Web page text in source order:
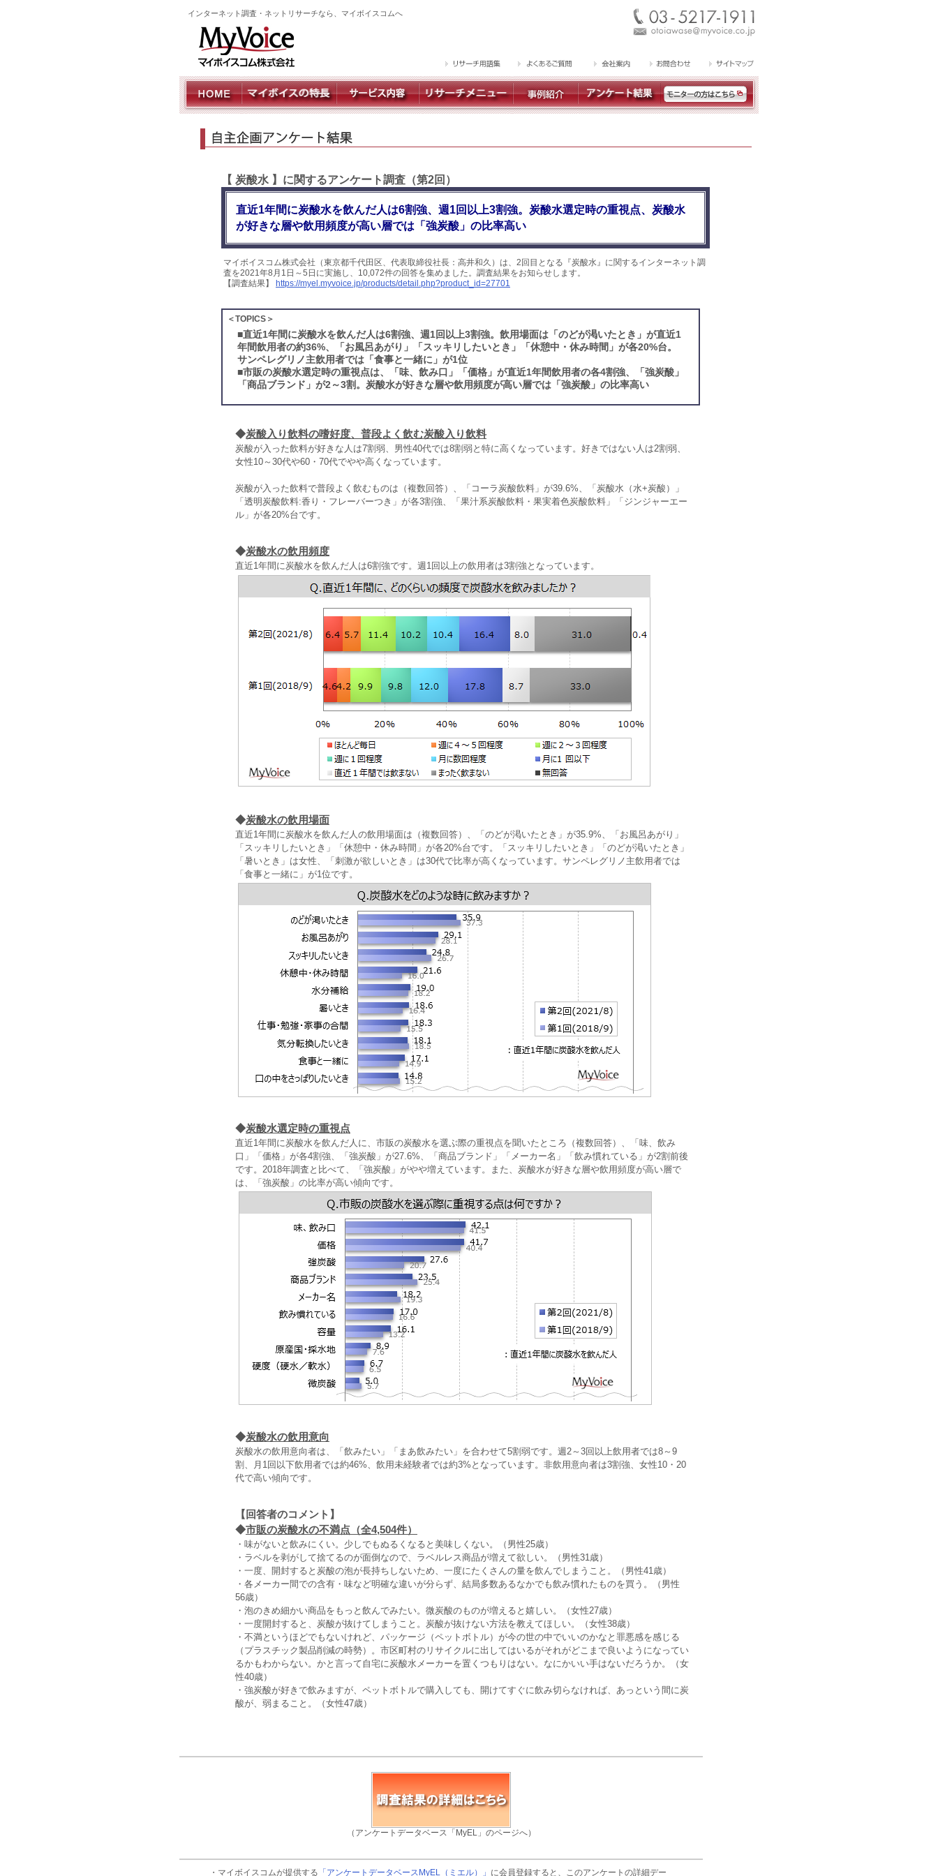
インターネット調査・ネットリサーチなら、マイボイスコムへ
【 炭酸水 】に関するアンケート調査（第2回）
直近1年間に炭酸水を飲んだ人は6割強、週1回以上3割強。炭酸水選定時の重視点、炭酸水
が好きな層や飲用頻度が高い層では「強炭酸」の比率高い
マイボイスコム株式会社（東京都千代田区、代表取締役社長：高井和久）は、2回目となる『炭酸水』に関するインターネット調
査を2021年8月1日～5日に実施し、10,072件の回答を集めました。調査結果をお知らせします。
【調査結果】
https://myel.myvoice.jp/products/detail.php?product_id=27701
＜TOPICS＞
■直近1年間に炭酸水を飲んだ人は6割強、週1回以上3割強。飲用場面は「のどが渇いたとき」が直近1
年間飲用者の約36%、「お風呂あがり」「スッキリしたいとき」「休憩中・休み時間」が各20%台。
サンペレグリノ主飲用者では「食事と一緒に」が1位
■市販の炭酸水選定時の重視点は、「味、飲み口」「価格」が直近1年間飲用者の各4割強、「強炭酸」
「商品ブランド」が2～3割。炭酸水が好きな層や飲用頻度が高い層では「強炭酸」の比率高い
◆炭酸入り飲料の嗜好度、普段よく飲む炭酸入り飲料
炭酸が入った飲料が好きな人は7割弱、男性40代では8割弱と特に高くなっています。好きではない人は2割弱、
女性10～30代や60・70代でやや高くなっています。
炭酸が入った飲料で普段よく飲むものは（複数回答）、「コーラ炭酸飲料」が39.6%、「炭酸水（水+炭酸）」
「透明炭酸飲料:香り・フレーバーつき」が各3割強、「果汁系炭酸飲料・果実着色炭酸飲料」「ジンジャーエー
ル」が各20%台です。
◆炭酸水の飲用頻度
直近1年間に炭酸水を飲んだ人は6割強です。週1回以上の飲用者は3割強となっています。
◆炭酸水の飲用場面
直近1年間に炭酸水を飲んだ人の飲用場面は（複数回答）、「のどが渇いたとき」が35.9%、「お風呂あがり」
「スッキリしたいとき」「休憩中・休み時間」が各20%台です。「スッキリしたいとき」「のどが渇いたとき」
「暑いとき」は女性、「刺激が欲しいとき」は30代で比率が高くなっています。サンペレグリノ主飲用者では
「食事と一緒に」が1位です。
◆炭酸水選定時の重視点
直近1年間に炭酸水を飲んだ人に、市販の炭酸水を選ぶ際の重視点を聞いたところ（複数回答）、「味、飲み
口」「価格」が各4割強、「強炭酸」が27.6%、「商品ブランド」「メーカー名」「飲み慣れている」が2割前後
です。2018年調査と比べて、「強炭酸」がやや増えています。また、炭酸水が好きな層や飲用頻度が高い層で
は、「強炭酸」の比率が高い傾向です。
◆炭酸水の飲用意向
炭酸水の飲用意向者は、「飲みたい」「まあ飲みたい」を合わせて5割弱です。週2～3回以上飲用者では8～9
割、月1回以下飲用者では約46%、飲用未経験者では約3%となっています。非飲用意向者は3割強、女性10・20
代で高い傾向です。
【回答者のコメント】
◆市販の炭酸水の不満点（全4,504件）
・味がないと飲みにくい。少しでもぬるくなると美味しくない。（男性25歳）
・ラベルを剥がして捨てるのが面倒なので、ラベルレス商品が増えて欲しい。（男性31歳）
・一度、開封すると炭酸の泡が長持ちしないため、一度にたくさんの量を飲んでしまうこと。（男性41歳）
・各メーカー間での含有・味など明確な違いが分らず、結局多数あるなかでも飲み慣れたものを買う。（男性
56歳）
・泡のきめ細かい商品をもっと飲んでみたい。微炭酸のものが増えると嬉しい。（女性27歳）
・一度開封すると、炭酸が抜けてしまうこと。炭酸が抜けない方法を教えてほしい。（女性38歳）
・不満というほどでもないけれど、パッケージ（ペットボトル）が今の世の中でいいのかなと罪悪感を感じる
（プラスチック製品削減の時勢）。市区町村のリサイクルに出してはいるがそれがどこまで良いようになってい
るかもわからない。かと言って自宅に炭酸水メーカーを置くつもりはない。なにかいい手はないだろうか。（女
性40歳）
・強炭酸が好きで飲みますが、ペットボトルで購入しても、開けてすぐに飲み切らなければ、あっという間に炭
酸が、弱まること。（女性47歳）
（アンケートデータベース「MyEL」のページへ）
・マイボイスコムが提供する 「アンケートデータベースMyEL（ミエル）」 に会員登録すると、このアンケートの詳細デー